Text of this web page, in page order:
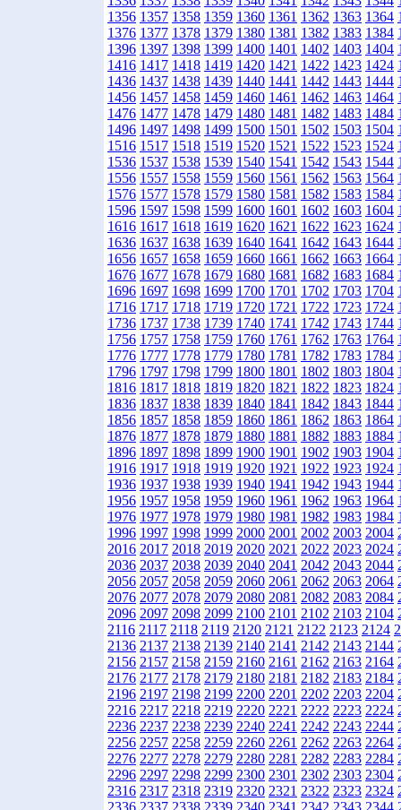
1356 1357 1358 1359 1360 1361 1362 1363 1364
1376 1377 1378 1379 1380 1381 1382 1383 1384
1396 1397 1398 1399 1400 1401 1402 1403 1404
1416 1417 1418 1419 1420 1421 1422 1423 1424
1436 1437 1438 1439 1440 1441 1442 1443 1444
1456 1457 1458 1459 1460 1461 1462 1463 1464
1476 1477 1478 1479 1480 1481 1482 1483 1484
1496 1497 1498 1499 1500 1501 1502 1503 1504
1516 1517 1518 1519 1520 1521 1522 1523 1524
1536 1537 1538 1539 1540 1541 1542 1543 1544
1556 1557 1558 1559 1560 1561 1562 1563 1564
1576 1577 1578 1579 1580 1581 1582 1583 1584
1596 1597 1598 1599 1600 1601 1602 1603 1604
1616 1617 1618 1619 1620 1621 1622 1623 1624
1636 1637 1638 1639 1640 1641 1642 1643 1644
1656 1657 1658 1659 1660 1661 1662 1663 1664
1676 1677 1678 1679 1680 1681 1682 1683 1684
1696 1697 1698 1699 1700 1701 1702 1703 1704
1716 1717 1718 1719 1720 1721 1722 1723 1724
1736 1737 1738 1739 1740 1741 1742 1743 1744
1756 1757 1758 1759 1760 1761 1762 1763 1764
1776 1777 1778 1779 1780 1781 1782 1783 1784
1796 1797 1798 1799 1800 1801 1802 1803 1804
1816 1817 1818 1819 1820 1821 1822 1823 1824
1836 1837 1838 1839 1840 1841 1842 1843 1844
1856 1857 1858 1859 1860 1861 1862 1863 1864
1876 1877 1878 1879 1880 1881 1882 1883 1884
1896 1897 1898 1899 1900 1901 1902 1903 1904
1916 1917 1918 1919 1920 1921 1922 1923 1924
1936 1937 1938 1939 1940 1941 1942 1943 1944
1956 1957 1958 1959 1960 1961 1962 1963 1964
1976 1977 1978 1979 1980 1981 1982 1983 1984
1996 1997 1998 1999 2000 2001 2002 2003 2004
2016 2017 2018 2019 2020 2021 2022 2023 2024
2036 2037 2038 2039 2040 2041 2042 2043 2044
2056 2057 2058 2059 2060 2061 2062 2063 2064
2076 2077 2078 2079 2080 2081 2082 2083 2084
2096 2097 2098 2099 2100 2101 2102 2103 2104
2116 2117 2118 2119 2120 2121 2122 2123 2124
2136 2137 2138 2139 2140 2141 2142 2143 2144
2156 2157 2158 2159 2160 2161 2162 2163 2164
2176 2177 2178 2179 2180 2181 2182 2183 2184
2196 2197 2198 2199 2200 2201 2202 2203 2204
2216 2217 2218 2219 2220 2221 2222 2223 2224
2236 2237 2238 2239 2240 2241 2242 2243 2244
2256 2257 2258 2259 2260 2261 2262 2263 2264
2276 2277 2278 2279 2280 2281 2282 2283 2284
2296 2297 2298 2299 2300 2301 2302 2303 2304
2316 2317 2318 2319 2320 2321 2322 2323 2324
2336 2337 2338 2339 2340 2341 2342 2343 2344